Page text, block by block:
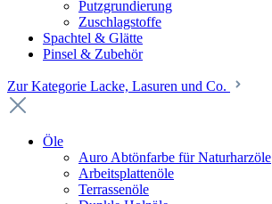
Putzgrundierung
Zuschlagstoffe
Spachtel & Glätte
Pinsel & Zubehör
Zur Kategorie Lacke, Lasuren und Co.
Öle
Auro Abtönfarbe für Naturharzöle
Arbeitsplattenöle
Terrassenöle